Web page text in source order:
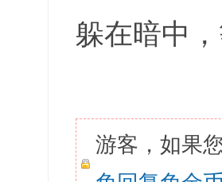
躲在暗中
游客，如果